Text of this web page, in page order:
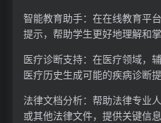
智能教育助手：在在线教育平
提示，帮助学生更好地理解和掌
医疗诊断支持：在医疗领域，
医疗历史生成可能的疾病诊断提
法律文档分析：帮助法律专业
或其他法律文件，提供关键信